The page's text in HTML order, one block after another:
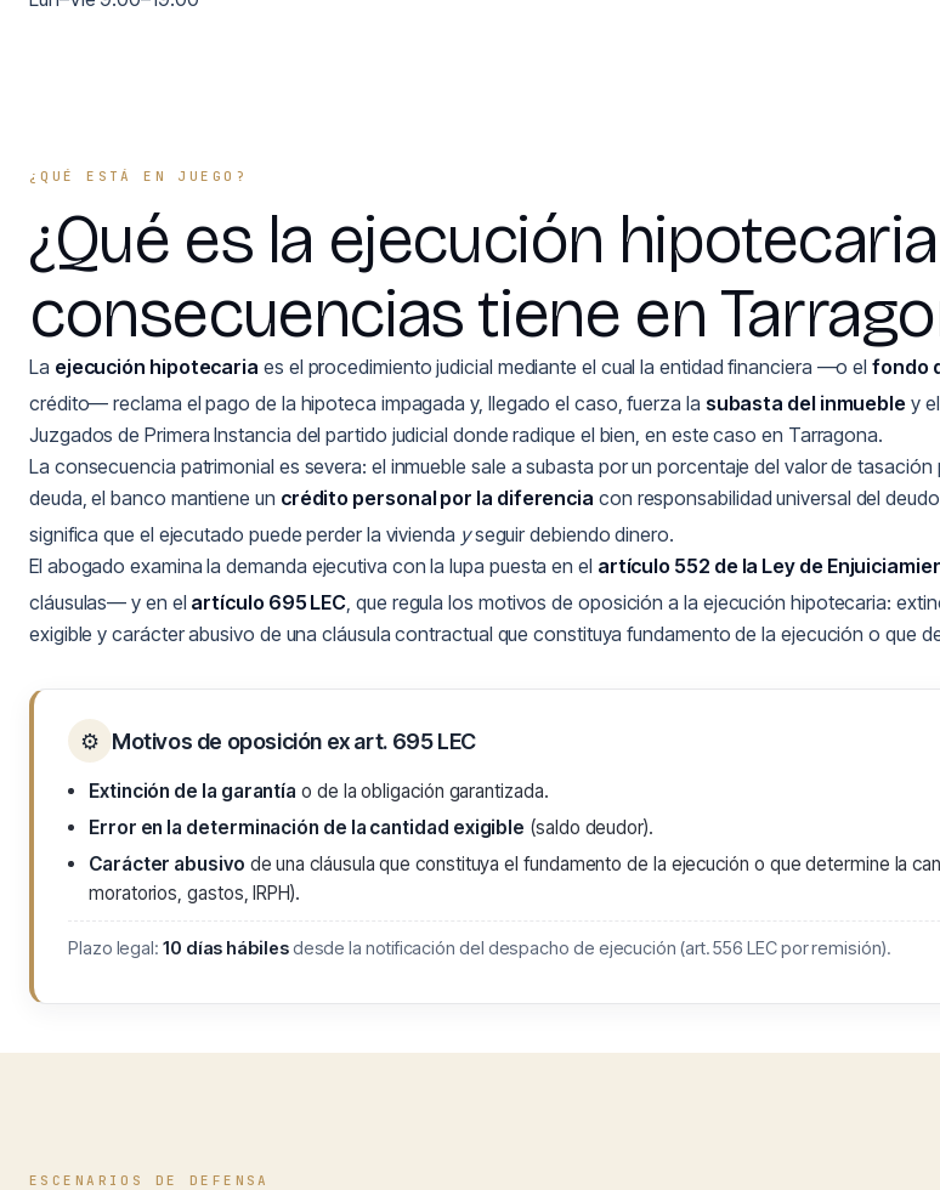
¿QUÉ ESTÁ EN JUEGO?
¿Qué es la ejecución
consecuencias tiene en
La ejecución hipotecaria es el procedimiento judicial mediante el cual la entidad financiera —o elfondo
crédito— reclama el pago de la hipoteca impagada y, llegado el caso, fuerza la subasta del inmueble y el
Juzgados de Primera Instancia del partido judicial donde radique el bien, en este caso en Tarragona.
La consecuencia patrimonial es severa: el inmueble sale a subasta por un porcentaje del valor de
deuda, el banco mantiene un crédito personal por la diferencia con responsabilidad universal del
significa que el ejecutado puede perder la vivienda yseguir debiendo dinero.
El abogado examina la demanda ejecutiva con la lupa puesta en el artículo 552 de la Ley de
cláusulas— y en el artículo 695 LEC, que regula los motivos de oposición a la ejecución hipotecaria:
exigible y carácter abusivo de una cláusula contractual que constituya fundamento de la ejecución o que
⚙ Motivos de oposición ex art. 695 LEC
Extinción de la garantía o de la obligación garantizada.
Error en la determinación de la cantidad exigible (saldo deudor).
Carácter abusivo de una cláusula que constituya el fundamento de la ejecución o que determine la
moratorios, gastos, IRPH).
Plazo legal: 10 días hábilesdesde la notificación del despacho de ejecución (art. 556 LEC por remisión).
ESCENARIOS DE DEFENSA